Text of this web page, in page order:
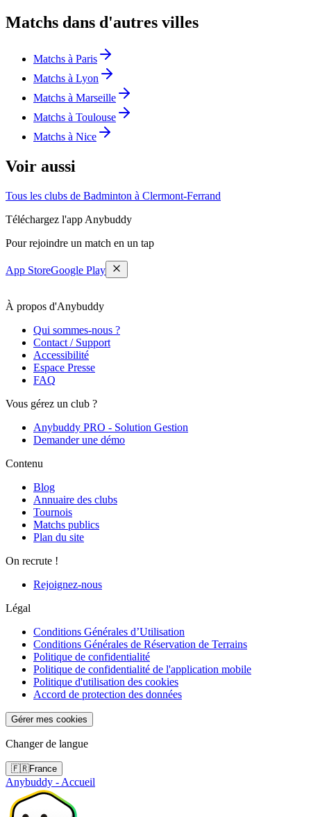
Matchs dans d'autres villes
Matchs à Paris
Matchs à Lyon
Matchs à Marseille
Matchs à Toulouse
Matchs à Nice
Voir aussi
Tous les clubs de Badminton à Clermont-Ferrand
Téléchargez l'app Anybuddy
Pour rejoindre un match en un tap
App StoreGoogle Play
À propos d'Anybuddy
Qui sommes-nous ?
Contact / Support
Accessibilité
Espace Presse
FAQ
Vous gérez un club ?
Anybuddy PRO - Solution Gestion
Demander une démo
Contenu
Blog
Annuaire des clubs
Tournois
Matchs publics
Plan du site
On recrute !
Rejoignez-nous
Légal
Conditions Générales d’Utilisation
Conditions Générales de Réservation de Terrains
Politique de confidentialité
Politique de confidentialité de l'application mobile
Politique d'utilisation des cookies
Accord de protection des données
Gérer mes cookies
Changer de langue
🇫🇷France
Anybuddy - Accueil